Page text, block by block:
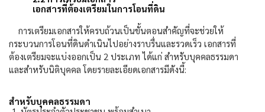
เอกสารที่ต้องเตรียมในการโอนที่ดิน
การเตรียมเอกสารให้ครบถ้วนเป็นขั้นตอนสำคัญที่จะช่วยให้
กระบวนการโอนที่ดินดำเนินไปอย่างราบรื่นและรวดเร็ว เอกสารที่
ต้องเตรียมจะแบ่งออกเป็น 2 ประเภท ได้แก่ สำหรับบุคคลธรรมดา
และสำหรับนิติบุคคล โดยรายละเอียดเอกสารมีดังนี้:
สำหรับบุคคลธรรมดา